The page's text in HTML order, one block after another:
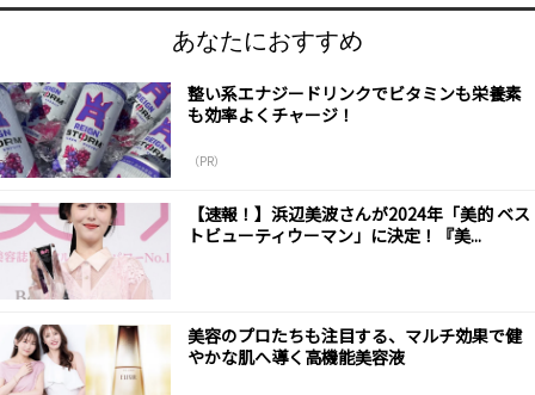
あなたにおすすめ
整い系エナジードリンクでビタミンも栄養素
も効率よくチャージ！
（PR）
【速報！】浜辺美波さんが2024年「美的 ベス
トビューティウーマン」に決定！『美...
美容のプロたちも注目する、マルチ効果で健
やかな肌へ導く高機能美容液